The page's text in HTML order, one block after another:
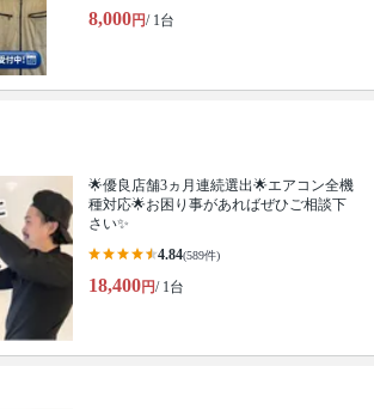
8,000円/ 1台
🌟優良店舗3ヵ月連続選出🌟エアコン全機
種対応🌟お困り事があればぜひご相談下
さい✨
4.84(589件)
18,400円/ 1台